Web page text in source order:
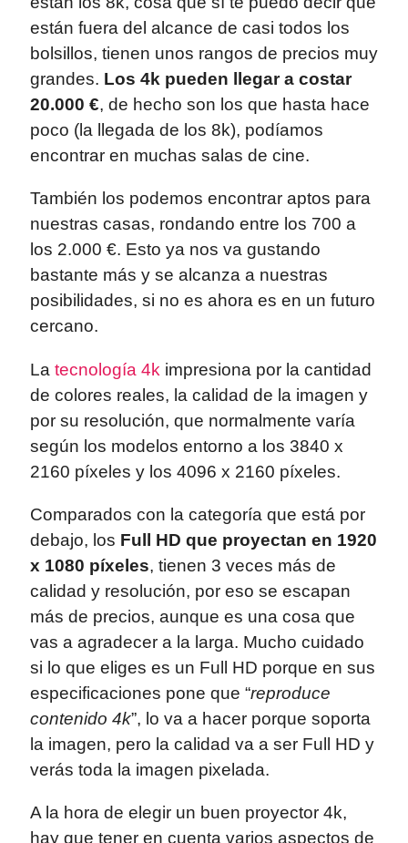
están fuera del alcance de casi todos los
bolsillos, tienen unos rangos de precios muy
grandes. Los 4k pueden llegar a costar
20.000 €, de hecho son los que hasta hace
poco (la llegada de los 8k), podíamos
encontrar en muchas salas de cine.
También los podemos encontrar aptos para
nuestras casas, rondando entre los 700 a
los 2.000 €. Esto ya nos va gustando
bastante más y se alcanza a nuestras
posibilidades, si no es ahora es en un futuro
cercano.
La tecnología 4k impresiona por la cantidad
de colores reales, la calidad de la imagen y
por su resolución, que normalmente varía
según los modelos entorno a los 3840 x
2160 píxeles y los 4096 x 2160 píxeles.
Comparados con la categoría que está por
debajo, los Full HD que proyectan en 1920
x 1080 píxeles, tienen 3 veces más de
calidad y resolución, por eso se escapan
más de precios, aunque es una cosa que
vas a agradecer a la larga. Mucho cuidado
si lo que eliges es un Full HD porque en sus
especificaciones pone que “reproduce
contenido 4k”, lo va a hacer porque soporta
la imagen, pero la calidad va a ser Full HD y
verás toda la imagen pixelada.
A la hora de elegir un buen proyector 4k,
hay que tener en cuenta varios aspectos de